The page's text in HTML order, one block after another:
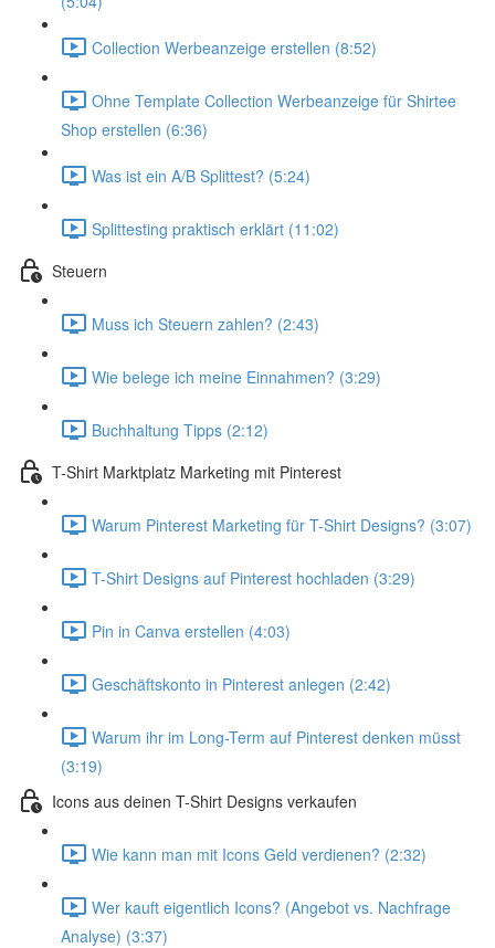
Collection Werbeanzeige erstellen (8:52)
Ohne Template Collection Werbeanzeige für Shirtee
Shop erstellen (6:36)
Was ist ein A/B Splittest? (5:24)
Splittesting praktisch erklärt (11:02)
Steuern
Muss ich Steuern zahlen? (2:43)
Wie belege ich meine Einnahmen? (3:29)
Buchhaltung Tipps (2:12)
T-Shirt Marktplatz Marketing mit Pinterest
Warum Pinterest Marketing für T-Shirt Designs? (3:07)
T-Shirt Designs auf Pinterest hochladen (3:29)
Pin in Canva erstellen (4:03)
Geschäftskonto in Pinterest anlegen (2:42)
Warum ihr im Long-Term auf Pinterest denken müsst
(3:19)
Icons aus deinen T-Shirt Designs verkaufen
Wie kann man mit Icons Geld verdienen? (2:32)
Wer kauft eigentlich Icons? (Angebot vs. Nachfrage
Analyse) (3:37)